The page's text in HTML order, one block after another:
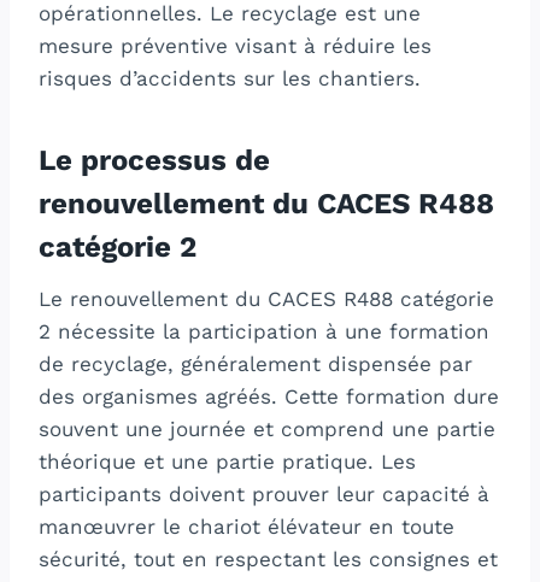
opérationnelles. Le recyclage est une
mesure préventive visant à réduire les
risques d’accidents sur les chantiers.
Le processus de
renouvellement du CACES R488
catégorie 2
Le renouvellement du CACES R488 catégorie
2 nécessite la participation à une formation
de recyclage, généralement dispensée par
des organismes agréés. Cette formation dure
souvent une journée et comprend une partie
théorique et une partie pratique. Les
participants doivent prouver leur capacité à
manœuvrer le chariot élévateur en toute
sécurité, tout en respectant les consignes et